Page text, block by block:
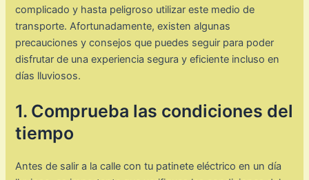
complicado y hasta peligroso utilizar este medio de
transporte. Afortunadamente, existen algunas
precauciones y consejos que puedes seguir para poder
disfrutar de una experiencia segura y eficiente incluso en
días lluviosos.
1. Comprueba las condiciones del
tiempo
Antes de salir a la calle con tu patinete eléctrico en un día